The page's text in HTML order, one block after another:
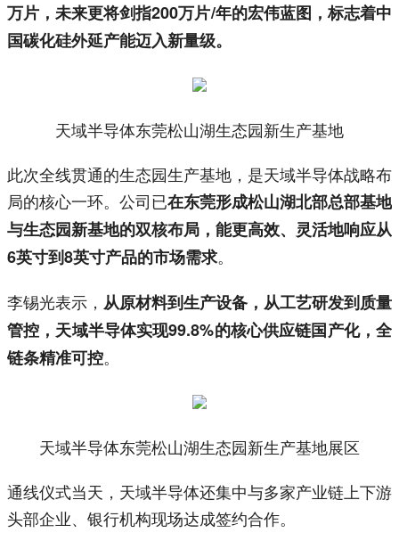
万片，未来更将剑指200万片/年的宏伟蓝图，标志着中
国碳化硅外延产能迈入新量级。
天域半导体东莞松山湖生态园新生产基地
此次全线贯通的生态园生产基地，是天域半导体战略布
局的核心一环。公司已在东莞形成松山湖北部总部基地
与生态园新基地的双核布局，能更高效、灵活地响应从
6英寸到8英寸产品的市场需求。
李锡光表示， 从原材料到生产设备，从工艺研发到质量
管控，天域半导体实现99.8%的核心供应链国产化，全
链条精准可控。
天域半导体东莞松山湖生态园新生产基地展区
通线仪式当天，天域半导体还集中与多家产业链上下游
头部企业、银行机构现场达成签约合作。